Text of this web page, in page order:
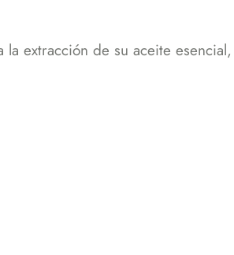
extracción de su aceite esencial,